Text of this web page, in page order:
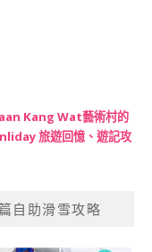
Kang Wat藝術村的
旅遊回憶、遊記攻
自助滑雪攻略